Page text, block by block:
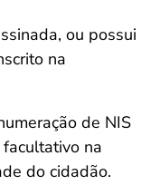
ou possui
na
de NIS
na
do cidadão.